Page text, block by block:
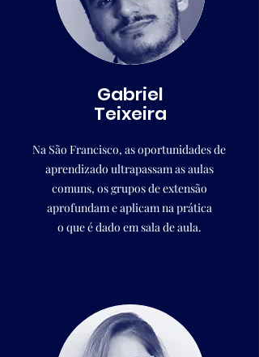
Gabriel
Teixeira
Na São Francisco, as oportunidades de
aprendizado ultrapassam as aulas
comuns, os grupos de extensão
aprofundam e aplicam na prática
o que é dado em sala de aula.